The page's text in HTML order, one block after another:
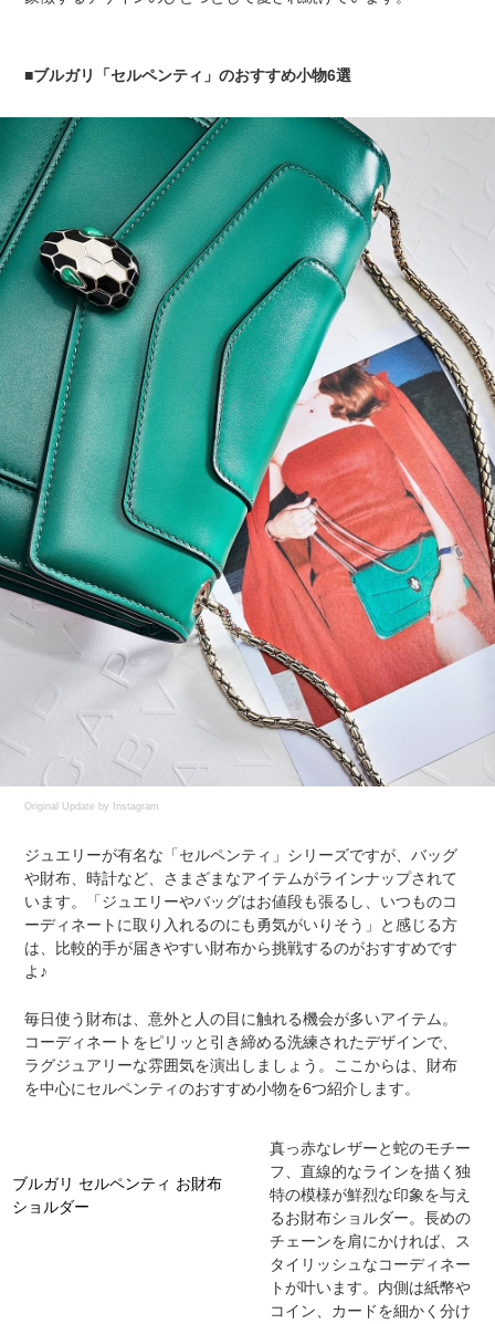
■ブルガリ「セルペンティ」のおすすめ小物6選
Original Update by Instagram
ジュエリーが有名な「セルペンティ」シリーズですが、バッグ
や財布、時計など、さまざまなアイテムがラインナップされて
います。「ジュエリーやバッグはお値段も張るし、いつものコ
ーディネートに取り入れるのにも勇気がいりそう」と感じる方
は、比較的手が届きやすい財布から挑戦するのがおすすめです
よ♪
毎日使う財布は、意外と人の目に触れる機会が多いアイテム。
コーディネートをピリッと引き締める洗練されたデザインで、
ラグジュアリーな雰囲気を演出しましょう。ここからは、財布
を中心にセルペンティのおすすめ小物を6つ紹介します。
ブルガリ セルペンティ お財布
ショルダー
真っ赤なレザーと蛇のモチー
フ、直線的なラインを描く独
特の模様が鮮烈な印象を与え
るお財布ショルダー。長めの
チェーンを肩にかければ、ス
タイリッシュなコーディネー
トが叶います。内側は紙幣や
コイン、カードを細かく分け